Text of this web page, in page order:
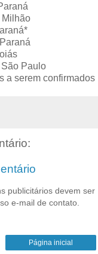
Milhão
Paulo
a serem confirmados
publicitários devem ser
e-mail de contato.
Página inicial